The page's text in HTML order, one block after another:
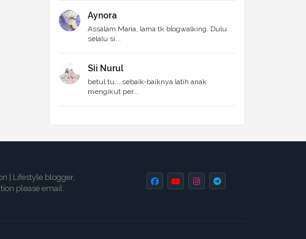
Aynora
Assalam Maria, lama tk blogwalking. Dulu
selalu si...
Sii Nurul
betul tu... sebaik-baiknya latih anak
mengikut per...
| Lifestyle blogger,
please email: